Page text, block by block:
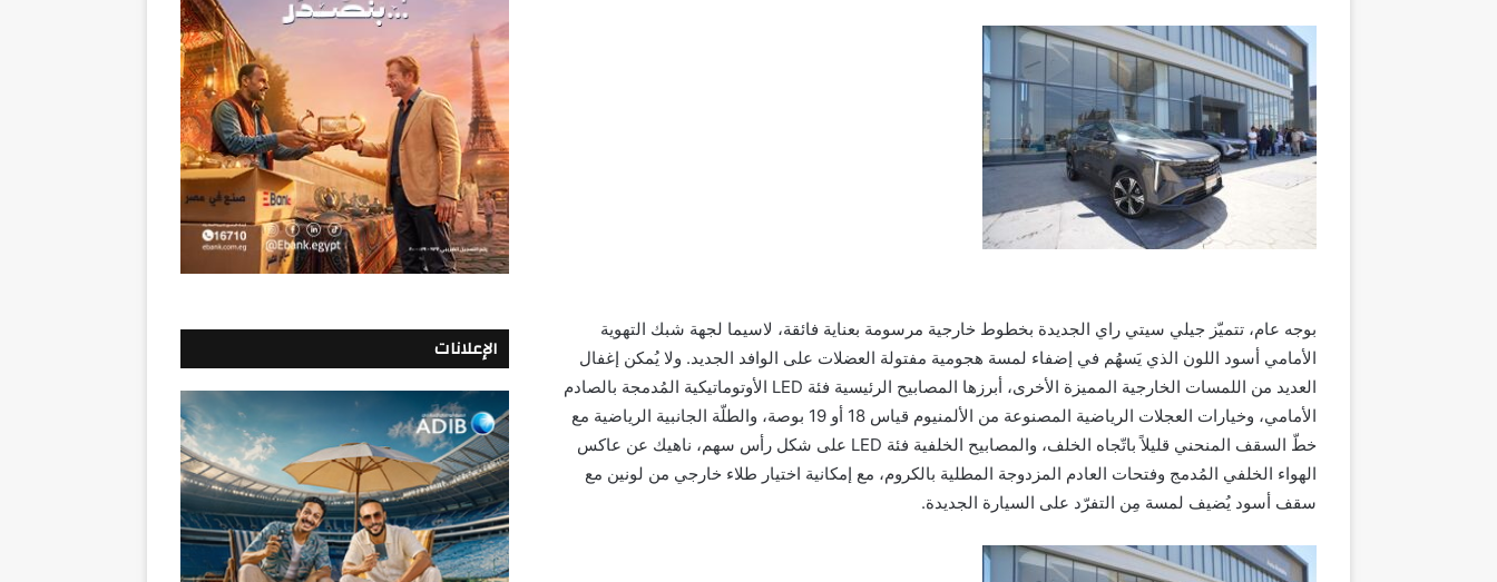
بوجه عام، تتميّز جيلي سيتي راي الجديدة بخطوط خارجية مرسومة بعناية فائقة، لاسيما لجهة شبك التهوية
الأمامي أسود اللون الذي يَسهُم في إضفاء لمسة هجومية مفتولة العضلات على الوافد الجديد. ولا يُمكن إغفال
العديد من اللمسات الخارجية المميزة الأخرى، أبرزها المصابيح الرئيسية فئة
الأوتوماتيكية المُدمجة بالصادم
الأمامي، وخيارات العجلات الرياضية المصنوعة من الألمنيوم قياس 18 أو 19 بوصة، والطلّة الجانبية الرياضية مع
خطّ السقف المنحني قليلاً باتّجاه الخلف، والمصابيح الخلفية فئة
على شكل رأس سهم، ناهيك عن عاكس
الهواء الخلفي المُدمج وفتحات العادم المزدوجة المطلية بالكروم، مع إمكانية اختيار طلاء خارجي من لونين مع
سقف أسود يُضيف لمسة مِن التفرّد على السيارة الجديدة.
الإعلانات